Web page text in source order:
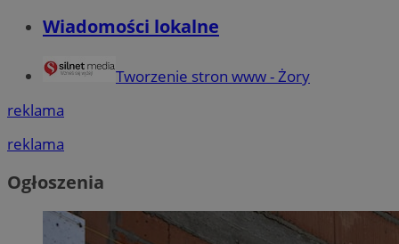
Wiadomości lokalne
Tworzenie stron www - Żory
reklama
reklama
Ogłoszenia